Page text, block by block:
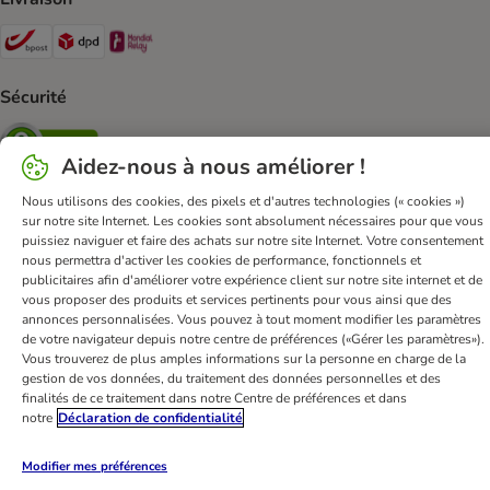
Bpost Shipping Method
DPD Shipping Method
Sécurité
Security
FAQ & Contact
Conditions Générales de Vente
Mentions légales
Sécurité et confidentialité
Dispositions sur l’élimination des déchets
Frais et délai de livraison
Modes de paiement
Renoncer au contrat ici
Programme de fidélité
Application mobile
Programme d'affiliation
Déclaration d'accessibilité
bitiba GmbH2026
Aidez-nous à nous améliorer !
Nous utilisons des cookies, des pixels et d'autres technologies (« cookies »)
sur notre site Internet. Les cookies sont absolument nécessaires pour que vous
puissiez naviguer et faire des achats sur notre site Internet. Votre consentement
nous permettra d'activer les cookies de performance, fonctionnels et
publicitaires afin d'améliorer votre expérience client sur notre site internet et de
vous proposer des produits et services pertinents pour vous ainsi que des
annonces personnalisées. Vous pouvez à tout moment modifier les paramètres
de votre navigateur depuis notre centre de préférences («Gérer les paramètres»).
Vous trouverez de plus amples informations sur la personne en charge de la
gestion de vos données, du traitement des données personnelles et des
finalités de ce traitement dans notre Centre de préférences et dans
notre Déclaration de confidentialité
Modifier mes préférences